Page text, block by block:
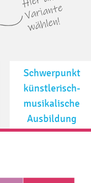
Schwerpunkt
künstlerisch-
musikalische
Ausbildung